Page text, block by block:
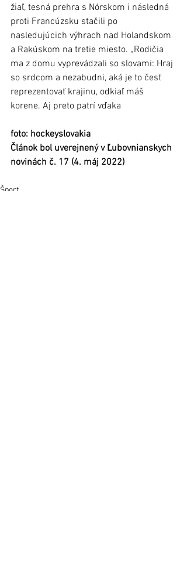
žiaľ, tesná prehra s Nórskom i následná
proti Francúzsku stačili po
nasledujúcich výhrach nad Holandskom
a Rakúskom na tretie miesto. „Rodičia
ma z domu vyprevádzali so slovami: Hraj
so srdcom a nezabudni, aká je to česť
reprezentovať krajinu, odkiaľ máš
korene. Aj preto patrí vďaka
foto: hockeyslovakia
Článok bol uverejnený v Ľubovnianskych
novinách č. 17 (4. máj 2022)
Šport